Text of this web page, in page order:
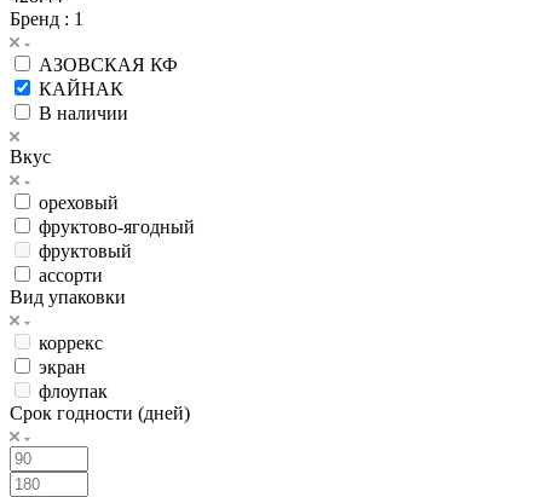
Бренд : 1
АЗОВСКАЯ КФ
КАЙНАК
В наличии
Вкус
ореховый
фруктово-ягодный
фруктовый
ассорти
Вид упаковки
коррекс
экран
флоупак
Срок годности (дней)